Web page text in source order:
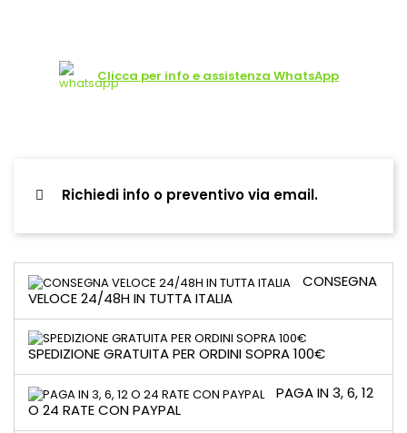
Clicca per info e assistenza WhatsApp
Richiedi info o preventivo via email.
CONSEGNA
VELOCE 24/48H IN TUTTA ITALIA
SPEDIZIONE GRATUITA PER ORDINI SOPRA 100€
PAGA IN 3, 6, 12
O 24 RATE CON PAYPAL